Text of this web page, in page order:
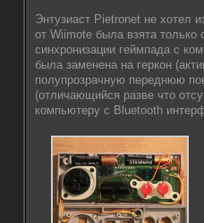
Энтузиаст Pietronet не хотел
от Wiimote была взята только
синхронизации геймпада с
была заменена на геркон
полупрозрачную переднюю
(отличающийся разве что
компьютеру с Bluetooth